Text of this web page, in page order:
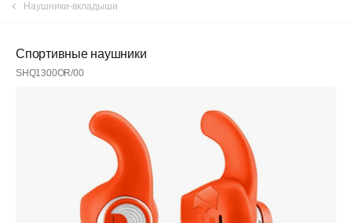
Наушники-вкладыши
Спортивные наушники
SHQ1300OR/00